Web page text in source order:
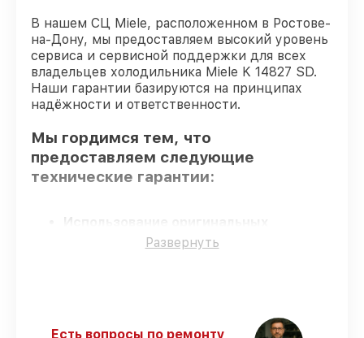
В нашем СЦ Miele, расположенном в Ростове-
на-Дону, мы предоставляем высокий уровень
сервиса и сервисной поддержки для всех
владельцев холодильника Miele K 14827 SD.
Наши гарантии базируются на принципах
надёжности и ответственности.
Мы гордимся тем, что
предоставляем следующие
технические гарантии:
– для всех видов
обучение и ежегодную аттестацию, что
Развернуть
Есть вопросы по ремонту